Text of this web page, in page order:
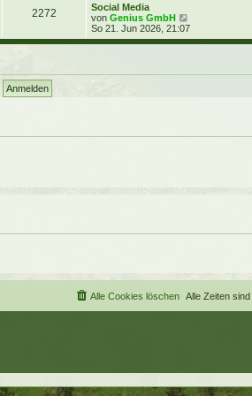
r
a
g
s
t
r
i
2272
Social Media
von Genius GmbH
e
u
So 21. Jun 2026, 21:07
Alle Zeiten sind
Alle Cookies löschen